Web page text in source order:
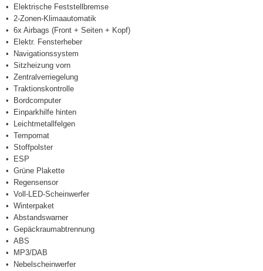
Elektrische Feststellbremse
2-Zonen-Klimaautomatik
6x Airbags (Front + Seiten + Kopf)
Elektr. Fensterheber
Navigationssystem
Sitzheizung vorn
Zentralverriegelung
Traktionskontrolle
Bordcomputer
Einparkhilfe hinten
Leichtmetallfelgen
Tempomat
Stoffpolster
ESP
Grüne Plakette
Regensensor
Voll-LED-Scheinwerfer
Winterpaket
Abstandswarner
Gepäckraumabtrennung
ABS
MP3/DAB
Nebelscheinwerfer